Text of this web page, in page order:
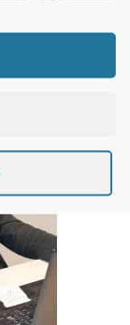
Transportmaße
werden